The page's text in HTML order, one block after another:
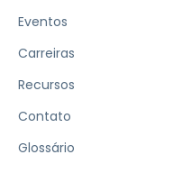
Eventos
Carreiras
Recursos
Contato
Glossário